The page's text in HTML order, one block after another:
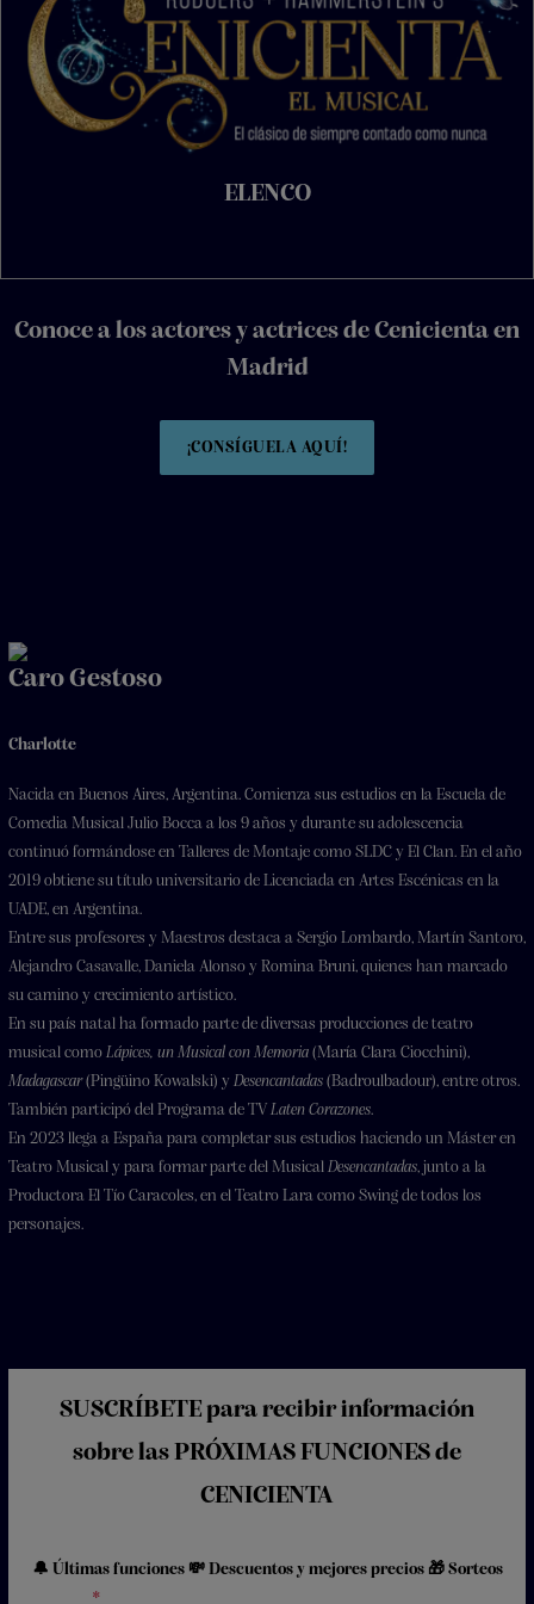
ELENCO
Conoce a los actores y actrices de Cenicienta en
Madrid
¡CONSÍGUELA AQUÍ!
Caro Gestoso
Charlotte
Nacida en Buenos Aires, Argentina. Comienza sus estudios en la Escuela de
Comedia Musical Julio Bocca a los 9 años y durante su adolescencia
continuó formándose en Talleres de Montaje como SLDC y El Clan. En el año
2019 obtiene su título universitario de Licenciada en Artes Escénicas en la
UADE, en Argentina.
Entre sus profesores y Maestros destaca a Sergio Lombardo, Martín Santoro,
Alejandro Casavalle, Daniela Alonso y Romina Bruni, quienes han marcado
su camino y crecimiento artístico.
En su país natal ha formado parte de diversas producciones de teatro
musical como Lápices, un Musical con Memoria (María Clara Ciocchini),
Madagascar(Pingüino Kowalski) y Desencantadas (Badroulbadour), entre otros.
También participó del Programa de TV Laten Corazones.
En 2023 llega a España para completar sus estudios haciendo un Máster en
Teatro Musical y para formar parte del Musical Desencantadas, junto a la
Productora El Tío Caracoles, en el Teatro Lara como Swing de todos los
personajes.
SUSCRÍBETE para recibir información
sobre las PRÓXIMAS FUNCIONES de
CENICIENTA
🔔 Últimas funciones 💸 Descuentos y mejores precios 🎁 Sorteos
*